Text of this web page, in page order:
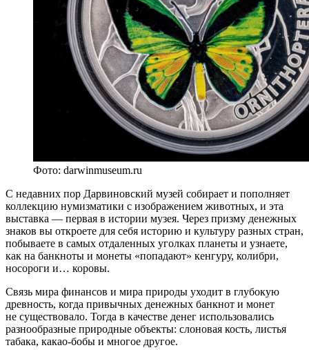
Фото: darwinmuseum.ru
С недавних пор Дарвиновский музей собирает и пополняет
коллекцию нумизматики с изображением животных, и эта
выставка — первая в истории музея. Через призму денежных
знаков вы откроете для себя историю и культуру разных стран,
побываете в самых отдаленных уголках планеты и узнаете,
как на банкноты и монеты «попадают» кенгуру, колибри,
носороги и… коровы.
Связь мира финансов и мира природы уходит в глубокую
древность, когда привычных денежных банкнот и монет
не существовало. Тогда в качестве денег использовались
разнообразные природные объекты: слоновая кость, листья
табака, какао-бобы и многое другое.